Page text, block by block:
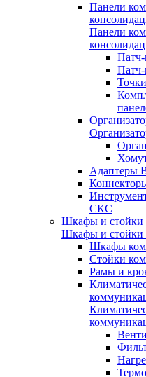
Панели
Панели
Адаптеры
СКС
Шкафы и стойки
Шкафы и стойки
Шкафы
Стойки
Рамы и